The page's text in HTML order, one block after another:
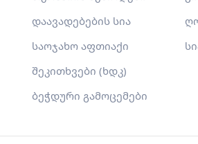
დაავადებების სია
საოჯახო აფთიაქი
შეკითხვები (ხდკ)
ბეჭდური გამოცემები